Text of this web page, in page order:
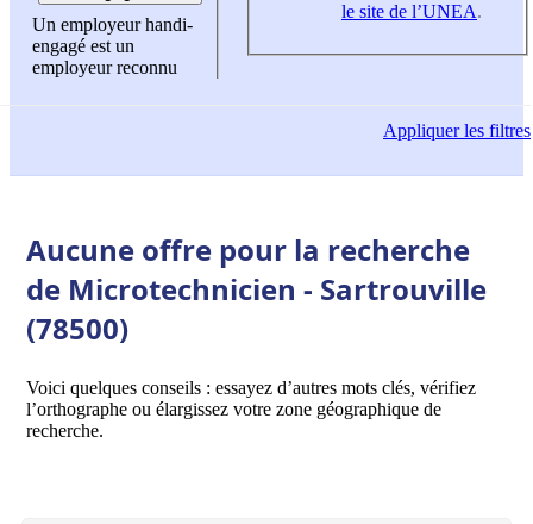
Un employeur handi-
engagé est un
employeur reconnu
le site de l’UNEA.
Appliquerles filtres
Aucune offre pour la recherche
de Microtechnicien - Sartrouville
(78500)
Voici quelques conseils : essayez d’autres mots clés, vérifiez
l’orthographe ou élargissez votre zone géographique de
recherche.